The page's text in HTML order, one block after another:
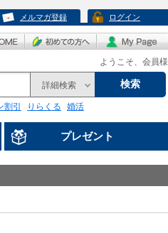
メルマガ登録 ログイン
ようこそ、会員様
詳細検索 検索
引 りらくる 婚活
プレゼント